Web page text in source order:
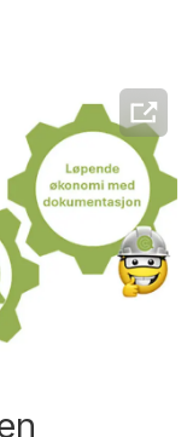
og
brukere
110
over 2100